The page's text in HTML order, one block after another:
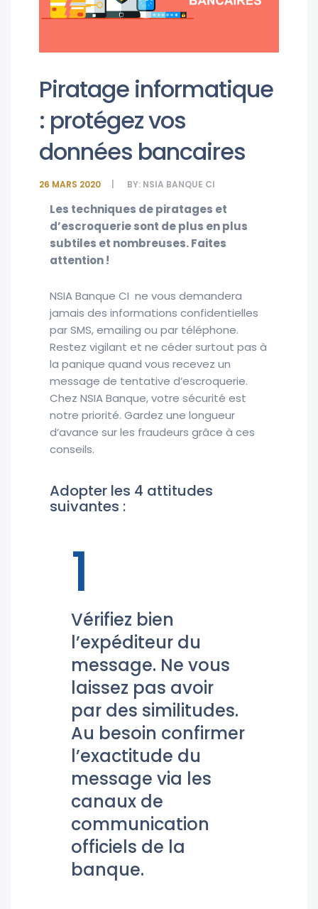
Piratage informatique
: protégez vos
données bancaires
26 MARS 2020 BY: NSIA BANQUE CI
Les techniques de piratages et
d’escroquerie sont de plus en plus
subtiles et nombreuses. Faites
attention !
NSIA Banque CI ne vous demandera
jamais des informations confidentielles
par SMS, emailing ou par téléphone.
Restez vigilant et ne céder surtout pas à
la panique quand vous recevez un
message de tentative d’escroquerie.
Chez NSIA Banque, votre sécurité est
notre priorité. Gardez une longueur
d’avance sur les fraudeurs grâce à ces
conseils.
Adopter les 4 attitudes
suivantes :
1
Vérifiez bien
l’expéditeur du
message. Ne vous
laissez pas avoir
par des similitudes.
Au besoin confirmer
l’exactitude du
message via les
canaux de
communication
officiels de la
banque.